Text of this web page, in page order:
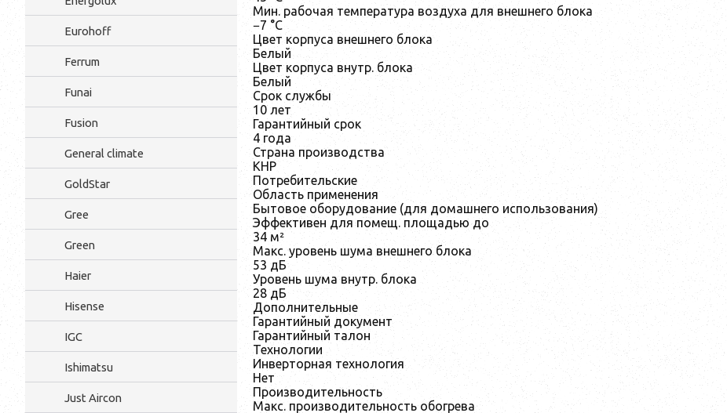
Eurohoff
Ferrum
Funai
Fusion
General climate
GoldStar
Gree
Green
Haier
Hisense
IGC
Ishimatsu
Just Aircon
Мин. рабочая температура воздуха для внешнего блока
−7 °С
Цвет корпуса внешнего блока
Белый
Цвет корпуса внутр. блока
Белый
Срок службы
10 лет
Гарантийный срок
4 года
Страна производства
КНР
Потребительские
Область применения
Бытовое оборудование (для домашнего использования)
Эффективен для помещ. площадью до
34 м²
Макс. уровень шума внешнего блока
53 дБ
Уровень шума внутр. блока
28 дБ
Дополнительные
Гарантийный документ
Гарантийный талон
Технологии
Инверторная технология
Нет
Производительность
Макс. производительность обогрева